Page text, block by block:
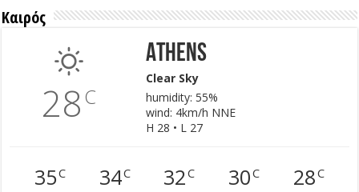
Καιρός
28C
Athens
Clear Sky
humidity: 55%
wind: 4km/h NNE
H 28 • L 27
35C 34C 32C 30C 28C